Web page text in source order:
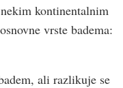
kontinentalnim
vrste badema:
ali razlikuje se